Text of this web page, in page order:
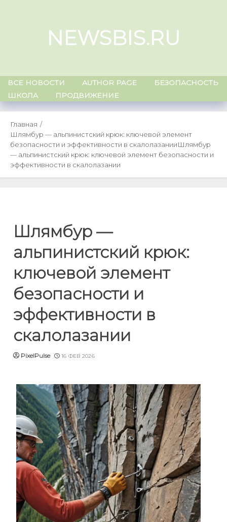
NEWSBIS.RU
ВСЕ НОВОСТИ AUTHOR PAGE
БЕЗОПАСНОСТЬ
ШКОЛА
ПРОДВИЖЕНИЕ
Главная
Шлямбур — альпинистский крюк: ключевой элемент
безопасности и эффективности в скалолазанииШлямбур
— альпинистский крюк: ключевой элемент безопасности и
эффективности в скалолазании
Шлямбур —
альпинистский крюк:
ключевой элемент
безопасности и
эффективности в
скалолазании
PixelPulse 16 ФЕВ 2026